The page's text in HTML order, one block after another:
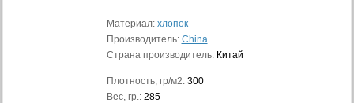
Материал: хлопок
Производитель: China
Страна производитель: Китай
Плотность, гр/м2: 300
Вес, гр.: 285